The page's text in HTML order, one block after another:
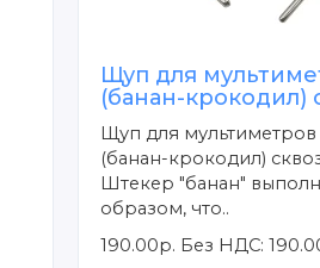
Щуп для
(банан-крокодил)
Щуп для
(банан-крокодил)
Штекер "банан"
образом, что..
190.00р. Без НДС: